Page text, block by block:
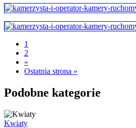
1
2
»
Ostatnia strona »
Podobne kategorie
Kwiaty